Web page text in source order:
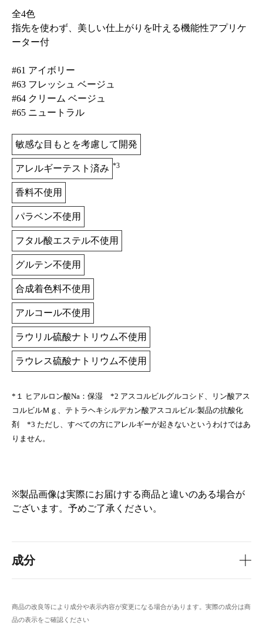
成分
商品の改良等により成分や表示内容が変更になる場合があります。実際の成分は商
品の表示をご確認ください
全4色
指先を使わず、美しい仕上がりを叶える機能性アプリケ
ーター付
#61 アイボリー
#63 フレッシュ ベージュ
#64 クリーム ベージュ
#65 ニュートラル
敏感な目もとを考慮して開発
アレルギーテスト済み *3
香料不使用
パラベン不使用
フタル酸エステル不使用
グルテン不使用
合成着色料不使用
アルコール不使用
ラウリル硫酸ナトリウム不使用
ラウレス硫酸ナトリウム不使用
*１ ヒアルロン酸Na：保湿 *2 アスコルビルグルコシド、リン酸アス
コルビルＭｇ、テトラヘキシルデカン酸アスコルビル:製品の抗酸化
剤 *3 ただし、すべての方にアレルギーが起きないというわけではあ
りません。
※製品画像は実際にお届けする商品と違いのある場合が
ございます。予めご了承ください。